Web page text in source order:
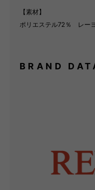
【素材】
ポリエステル72％ レー
BRAND